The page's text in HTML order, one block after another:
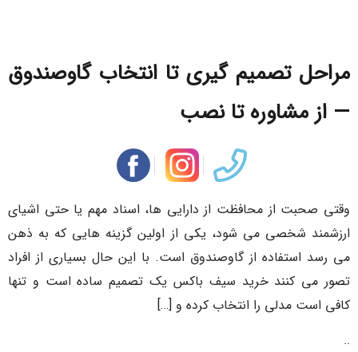
مراحل تصمیم گیری تا انتخاب گاوصندوق
— از مشاوره تا نصب
وقتی صحبت از محافظت از دارایی ها، اسناد مهم یا حتی اشیای
ارزشمند شخصی می شود، یکی از اولین گزینه هایی که به ذهن
می رسد استفاده از گاوصندوق است. با این حال بسیاری از افراد
تصور می کنند خرید سیف باکس یک تصمیم ساده است و تنها
کافی است مدلی را انتخاب کرده و […]
..